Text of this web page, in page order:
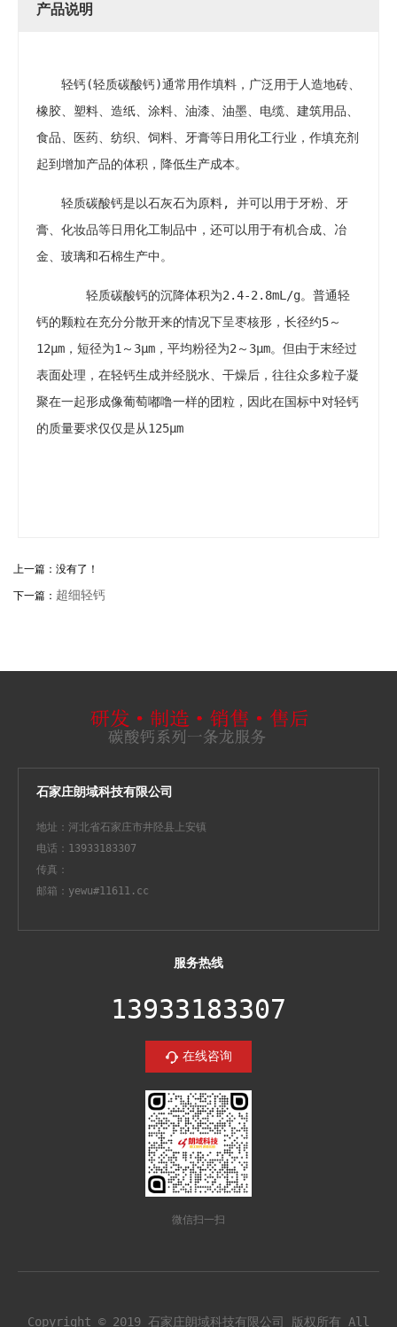
产品说明
轻钙(轻质碳酸钙)通常用作填料，广泛用于人造地砖、
橡胶、塑料、造纸、涂料、油漆、油墨、电缆、建筑用品、
食品、医药、纺织、饲料、牙膏等日用化工行业，作填充剂
起到增加产品的体积，降低生产成本。
轻质碳酸钙是以石灰石为原料, 并可以用于牙粉、牙
膏、化妆品等日用化工制品中，还可以用于有机合成、冶
金、玻璃和石棉生产中。
轻质碳酸钙的沉降体积为2.4-2.8mL/g。普通轻
钙的颗粒在充分分散开来的情况下呈枣核形，长径约5～
12μm，短径为1～3μm，平均粉径为2～3μm。但由于末经过
表面处理，在轻钙生成并经脱水、干燥后，往往众多粒子凝
聚在一起形成像葡萄嘟噜一样的团粒，因此在国标中对轻钙
的质量要求仅仅是从125μm
上一篇：没有了！
下一篇： 超细轻钙
石家庄朗域科技有限公司
地址：河北省石家庄市井陉县上安镇
电话：13933183307
传真：
邮箱：yewu#11611.cc
服务热线
13933183307
在线咨询
微信扫一扫
Copyright © 2019 石家庄朗域科技有限公司 版权所有 All